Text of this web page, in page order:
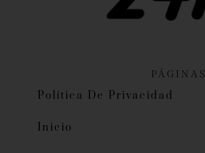
PÁGINAS
Política De Privacidad
Inicio